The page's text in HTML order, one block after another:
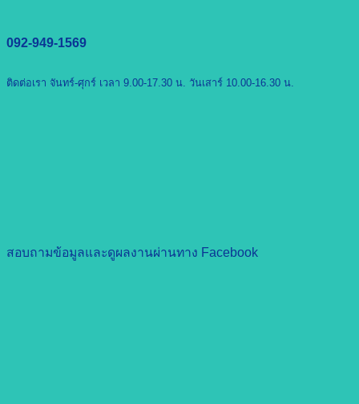
092-949-1569
ติดต่อเรา จันทร์-ศุกร์ เวลา 9.00-17.30 น. วันเสาร์ 10.00-16.30 น.
สอบถามข้อมูลและดูผลงานผ่านทาง Facebook